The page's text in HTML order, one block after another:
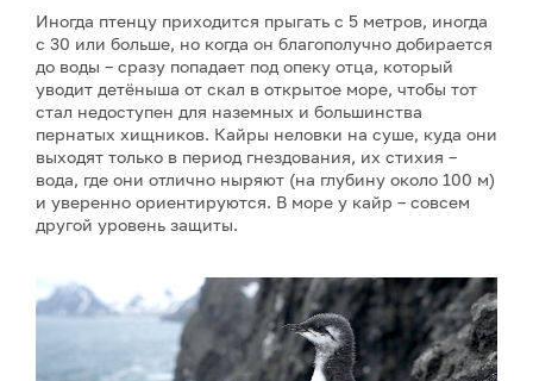
Иногда птенцу приходится прыгать с 5 метров, иногда
с 30 или больше, но когда он благополучно добирается
до воды – сразу попадает под опеку отца, который
уводит детёныша от скал в открытое море, чтобы тот
стал недоступен для наземных и большинства
пернатых хищников. Кайры неловки на суше, куда они
выходят только в период гнездования, их стихия –
вода, где они отлично ныряют (на глубину около 100 м)
и уверенно ориентируются. В море у кайр – совсем
другой уровень защиты.